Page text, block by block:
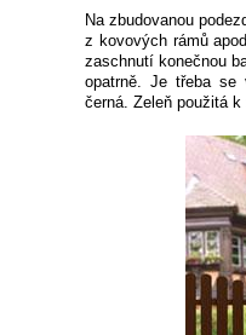
Na zbudovanou
z kovových rámů
zaschnutí konečnou
opatrně. Je třeba se
černá. Zeleň použitá k